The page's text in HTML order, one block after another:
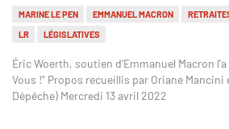
MARINE LE PEN EMMANUEL MACRON
LR
LÉGISLATIVES
Éric Woerth, soutien d’Emmanuel Macron
Vous !" Propos recueillis par Oriane
Dépêche) Mercredi 13 avril 2022